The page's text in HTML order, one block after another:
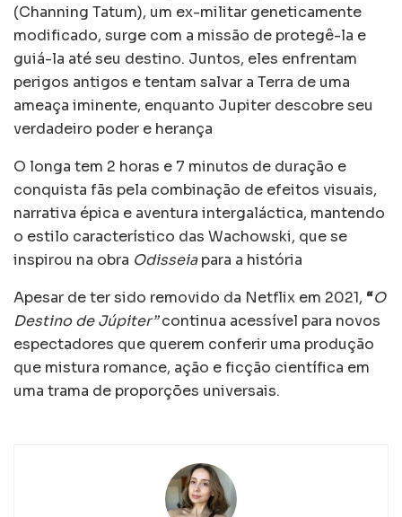
(Channing Tatum), um ex-militar geneticamente
modificado, surge com a missão de protegê-la e
guiá-la até seu destino. Juntos, eles enfrentam
perigos antigos e tentam salvar a Terra de uma
ameaça iminente, enquanto Jupiter descobre seu
verdadeiro poder e herança
O longa tem 2 horas e 7 minutos de duração e
conquista fãs pela combinação de efeitos visuais,
narrativa épica e aventura intergaláctica, mantendo
o estilo característico das Wachowski, que se
inspirou na obra Odisseiapara a história
Apesar de ter sido removido da Netflix em 2021, “O
Destino de Júpiter”continua acessível para novos
espectadores que querem conferir uma produção
que mistura romance, ação e ficção científica em
uma trama de proporções universais.